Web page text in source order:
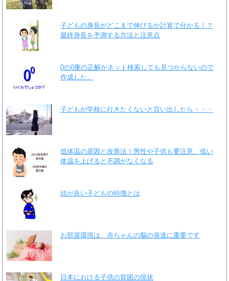
子どもの身長がどこまで伸びるか計算で分かる！？
最終身長を予測する方法と注意点
0の0乗の正解がネット検索しても見つからないので
作成した。
子どもが学校に行きたくないと言い出したら・・・
低体温の原因と改善法！男性や子供も要注意、低い
体温を上げると不調がなくなる
頭が良い子どもの特徴とは
お部屋環境は、赤ちゃんの脳の発達に重要です
日本における子供の貧困の現状